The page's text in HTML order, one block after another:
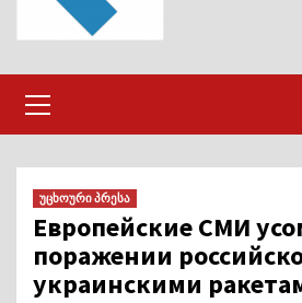
Menu
უცხოური პრესა
Европейские СМИ
поражении
украинскими